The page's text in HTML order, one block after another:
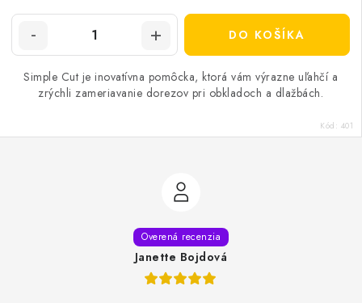
DO KOŠÍKA
Simple Cut je inovatívna pomôcka, ktorá vám výrazne uľahčí a
zrýchli zameriavanie dorezov pri obkladoch a dlažbách.
Kód: 401
Janette Bojdová